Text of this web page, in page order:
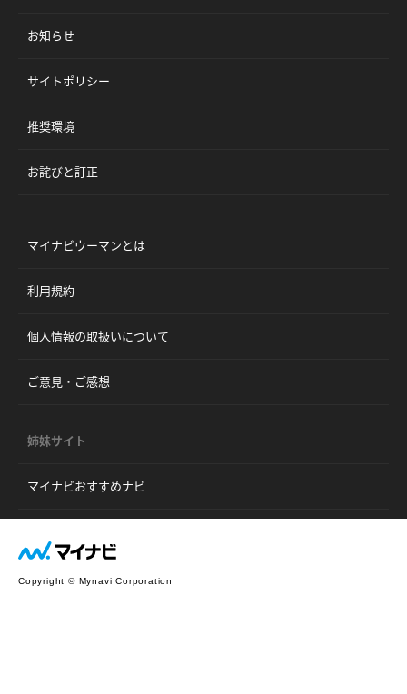
お知らせ
サイトポリシー
推奨環境
お詫びと訂正
マイナビウーマンとは
利用規約
個人情報の取扱いについて
ご意見・ご感想
姉妹サイト
マイナビおすすめナビ
Copyright © Mynavi Corporation